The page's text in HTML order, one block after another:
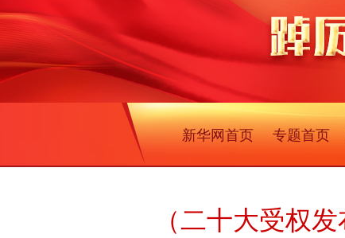
新华网首页 专题首页
（二十大受权